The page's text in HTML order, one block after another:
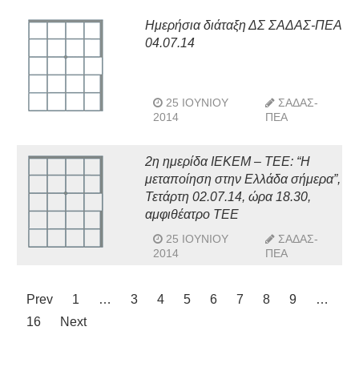
Ημερήσια διάταξη ΔΣ ΣΑΔΑΣ-ΠΕΑ
04.07.14
25 ΙΟΥΝΊΟΥ
2014
ΣΑΔΑΣ-
ΠΕΑ
2η ημερίδα ΙΕΚΕΜ – ΤΕΕ: “H
μεταποίηση στην Ελλάδα σήμερα”,
Τετάρτη 02.07.14, ώρα 18.30,
αμφιθέατρο ΤΕΕ
25 ΙΟΥΝΊΟΥ
2014
ΣΑΔΑΣ-
ΠΕΑ
Prev 1 … 3 4 5 6 7 8 9
…
16
Next